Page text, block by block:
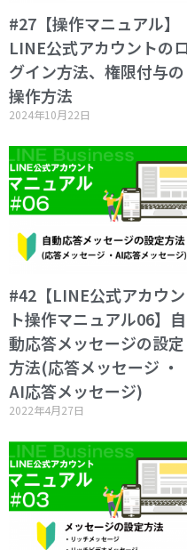
#27【操作マニュアル】
LINE公式アカウントの
グイン方法、権限付与の
操作方法
2024年10月22日
#42【LINE公式アカウン
ト操作マニュアル06】自
動応答メッセージの設定
方法(応答メッセージ ・
AI応答メッセージ)
2022年4月27日